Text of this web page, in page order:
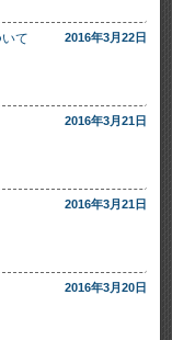
て 2016年3月22日
2016年3月21日
2016年3月21日
2016年3月20日